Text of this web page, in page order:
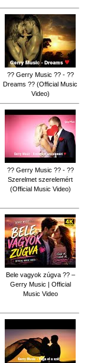
?? Gerry Music ?? - ??
Dreams ?? (Official Music
Video)
?? Gerry Music ?? - ??
Szerelmet szerelemért
(Official Music Video)
Bele vagyok zúgva ?? –
Gerry Music | Official
Music Video